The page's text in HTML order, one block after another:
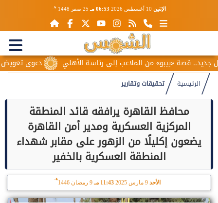
الإثنين 06:53 مـ 25 صفر 1448 هـ
دعوى تعويض ضد محمد صلاح.. 6 سبتمبر «بيبو» من الملاعب إلى رئاسة الأهلي
الرئيسية تحقيقات وتقارير
محافظ القاهرة يرافقه قائد المنطقة
المركزية العسكرية ومدير أمن القاهرة
يضعون إكليلًا من الزهور على مقابر شهداء
المنطقة العسكرية بالخفير
الأحد 9 مارس 2025 11:43 مـ 9 رمضان 1446
هـ